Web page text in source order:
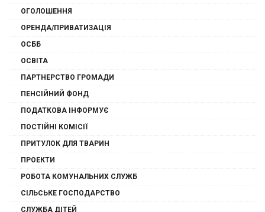
ОГОЛОШЕННЯ
ОРЕНДА/ПРИВАТИЗАЦІЯ
ОСББ
ОСВІТА
ПАРТНЕРСТВО ГРОМАДИ
ПЕНСІЙНИЙ ФОНД
ПОДАТКОВА ІНФОРМУЄ
ПОСТІЙНІ КОМІСІЇ
ПРИТУЛОК ДЛЯ ТВАРИН
ПРОЕКТИ
РОБОТА КОМУНАЛЬНИХ СЛУЖБ
СІЛЬСЬКЕ ГОСПОДАРСТВО
СЛУЖБА ДІТЕЙ